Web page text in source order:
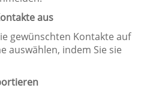
aus
gewünschten Kontakte auf
auswählen, indem Sie sie